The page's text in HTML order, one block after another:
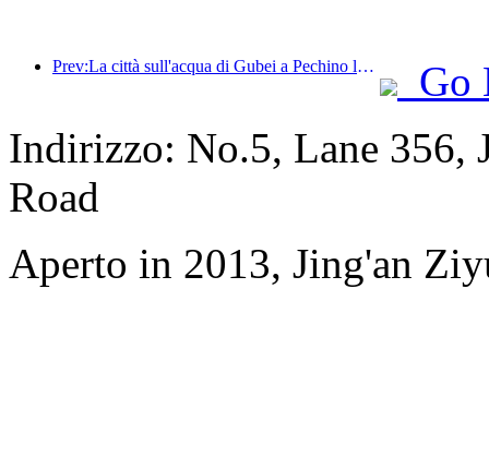
Prev:La città sull'acqua di Gubei a Pechino lancia sconti turistici estivi
Go
Indirizzo: No.5, Lane 356,
Road
Aperto in 2013, Jing'an